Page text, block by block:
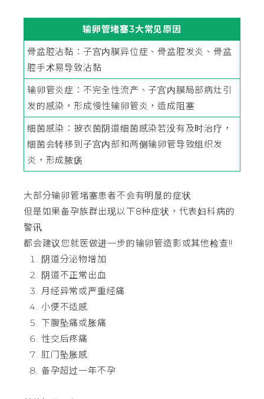
输卵管堵塞3大常见原因
骨盆腔沾黏：子宫内膜异位症、骨盆腔发炎、骨盆
腔手术易导致沾黏
输卵管炎症：不完全性流产、子宫内膜局部病灶引
发的感染，形成慢性输卵管炎，造成阻塞
细菌感染：披衣菌阴道细菌感染若没有及时治疗，
细菌会转移到子宫内部和两侧输卵管导致组织发
炎，形成脓疡
大部分输卵管堵塞患者不会有明显的症状
但是如果备孕族群出现以下8种症状，代表妇科病的
警讯
都会建议您就医做进一步的输卵管造影或其他检查!!
阴道分泌物增加
阴道不正常出血
月经异常或严重经痛
小便不适感
下腹坠痛或胀痛
性交后疼痛
肛门坠胀感
备孕超过一年不孕